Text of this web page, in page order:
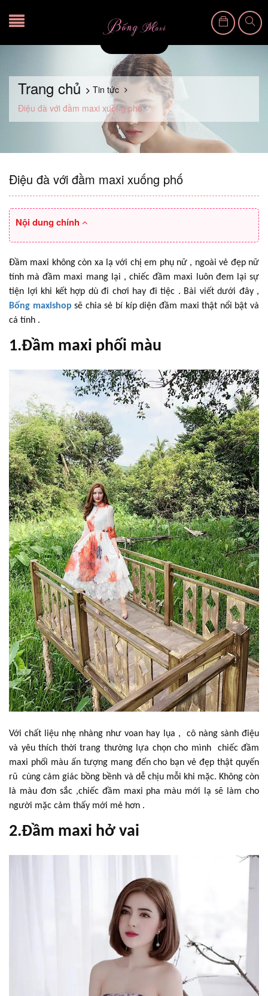
Trang chủ
Tin tức
Điệu đà với đầm maxi xuống phố
Điệu đà với đầm maxi xuống phố
Nội dung chính
Đầm maxi không còn xa lạ với chị em phụ nữ , ngoài vẻ đẹp nữ
tính mà đầm maxi mang lại , chiếc đầm maxi luôn đem lại sự
tiện lợi khi kết hợp dù đi chơi hay đi tiệc . Bài viết dưới đây ,
Bống maxishop sẽ chia sẻ bí kíp diện đầm maxi thật nổi bật và
cá tính .
1.Đầm maxi phối màu
Với chất liệu nhẹ nhàng như voan hay lụa , cô nàng sành điệu
và yêu thích thời trang thường lựa chọn cho mình chiếc đầm
maxi phối màu ấn tượng mang đến cho bạn vẻ đẹp thật quyến
rũ cùng cảm giác bồng bềnh và dễ chịu mỗi khi mặc. Không còn
là màu đơn sắc ,chiếc đầm maxi pha màu mới lạ sẽ làm cho
người mặc cảm thấy mới mẻ hơn .
2.Đầm maxi hở vai